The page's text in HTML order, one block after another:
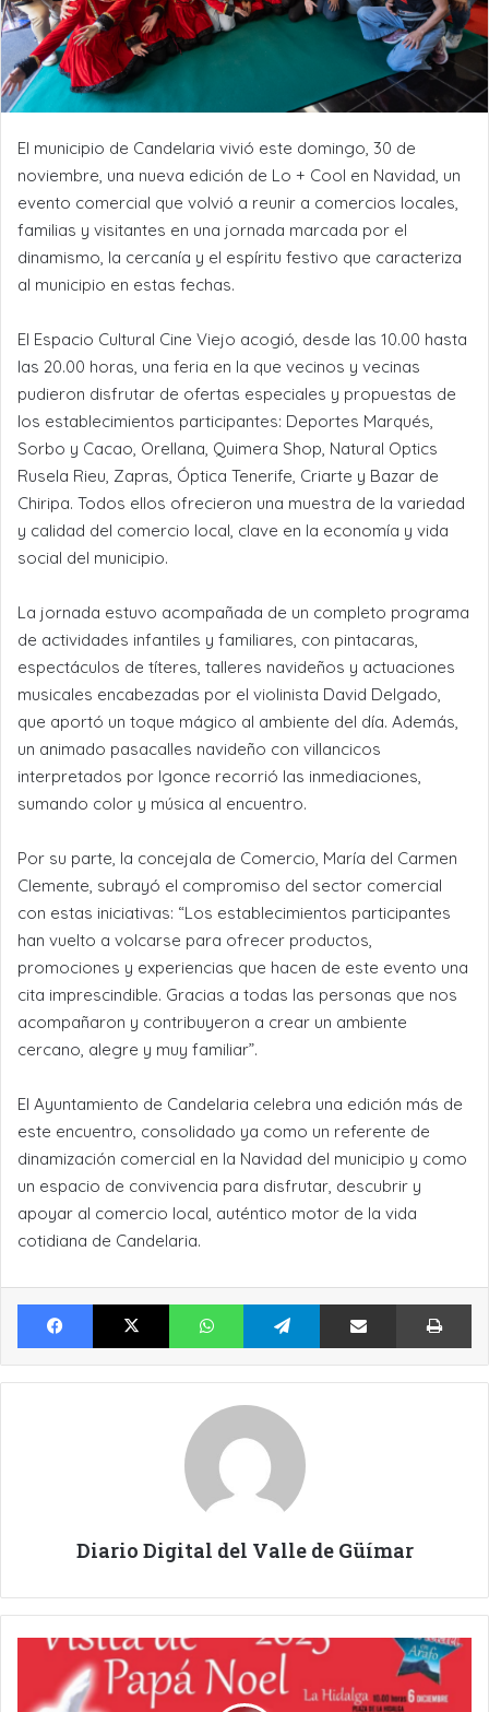
El municipio de Candelaria vivió este domingo, 30 de
noviembre, una nueva edición de Lo + Cool en Navidad, un
evento comercial que volvió a reunir a comercios locales,
familias y visitantes en una jornada marcada por el
dinamismo, la cercanía y el espíritu festivo que caracteriza
al municipio en estas fechas.
El Espacio Cultural Cine Viejo acogió, desde las 10.00 hasta
las 20.00 horas, una feria en la que vecinos y vecinas
pudieron disfrutar de ofertas especiales y propuestas de
los establecimientos participantes: Deportes Marqués,
Sorbo y Cacao, Orellana, Quimera Shop, Natural Optics
Rusela Rieu, Zapras, Óptica Tenerife, Criarte y Bazar de
Chiripa. Todos ellos ofrecieron una muestra de la variedad
y calidad del comercio local, clave en la economía y vida
social del municipio.
La jornada estuvo acompañada de un completo programa
de actividades infantiles y familiares, con pintacaras,
espectáculos de títeres, talleres navideños y actuaciones
musicales encabezadas por el violinista David Delgado,
que aportó un toque mágico al ambiente del día. Además,
un animado pasacalles navideño con villancicos
interpretados por Igonce recorrió las inmediaciones,
sumando color y música al encuentro.
Por su parte, la concejala de Comercio, María del Carmen
Clemente, subrayó el compromiso del sector comercial
con estas iniciativas: “Los establecimientos participantes
han vuelto a volcarse para ofrecer productos,
promociones y experiencias que hacen de este evento una
cita imprescindible. Gracias a todas las personas que nos
acompañaron y contribuyeron a crear un ambiente
cercano, alegre y muy familiar”.
El Ayuntamiento de Candelaria celebra una edición más de
este encuentro, consolidado ya como un referente de
dinamización comercial en la Navidad del municipio y como
un espacio de convivencia para disfrutar, descubrir y
apoyar al comercio local, auténtico motor de la vida
cotidiana de Candelaria.
Facebook X WhatsApp Telegram Compartir por Email
Diario Digital del Valle de Güímar
PAPÁ
RECORRERÁ